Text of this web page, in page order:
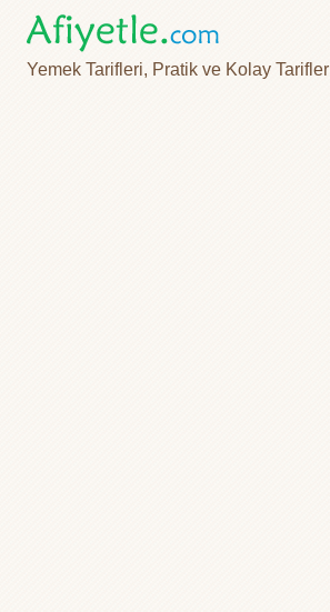
Yemek Tarifleri, Pratik ve Kolay Tarifler